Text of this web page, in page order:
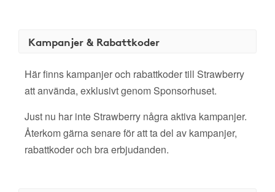
Kampanjer & Rabattkoder
Här finns kampanjer och rabattkoder till Strawberry
att använda, exklusivt genom Sponsorhuset.
Just nu har inte Strawberry några aktiva kampanjer.
Återkom gärna senare för att ta del av kampanjer,
rabattkoder och bra erbjudanden.